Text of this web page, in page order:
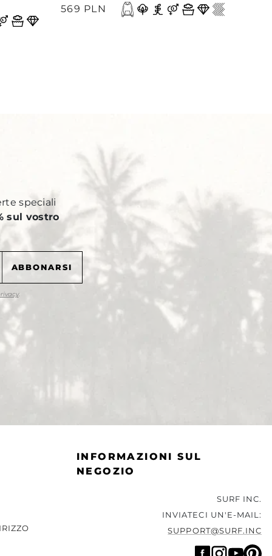
569 PLN
speciali
sul vostro
.
INFORMAZIONI SUL
NEGOZIO
SURF INC.
INVIATECI UN'E-MAIL:
SUPPORT@SURF.INC